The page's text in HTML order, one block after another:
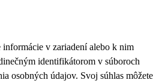
v zariadení alebo k nim
identifikátorom v súboroch
osobných údajov. Svoj súhlas môžete